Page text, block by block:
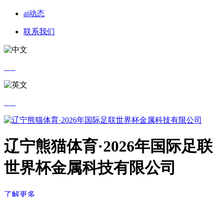
ai动态
联系我们
辽宁熊猫体育·2026年国际足联
世界杯金属科技有限公司
了解更多